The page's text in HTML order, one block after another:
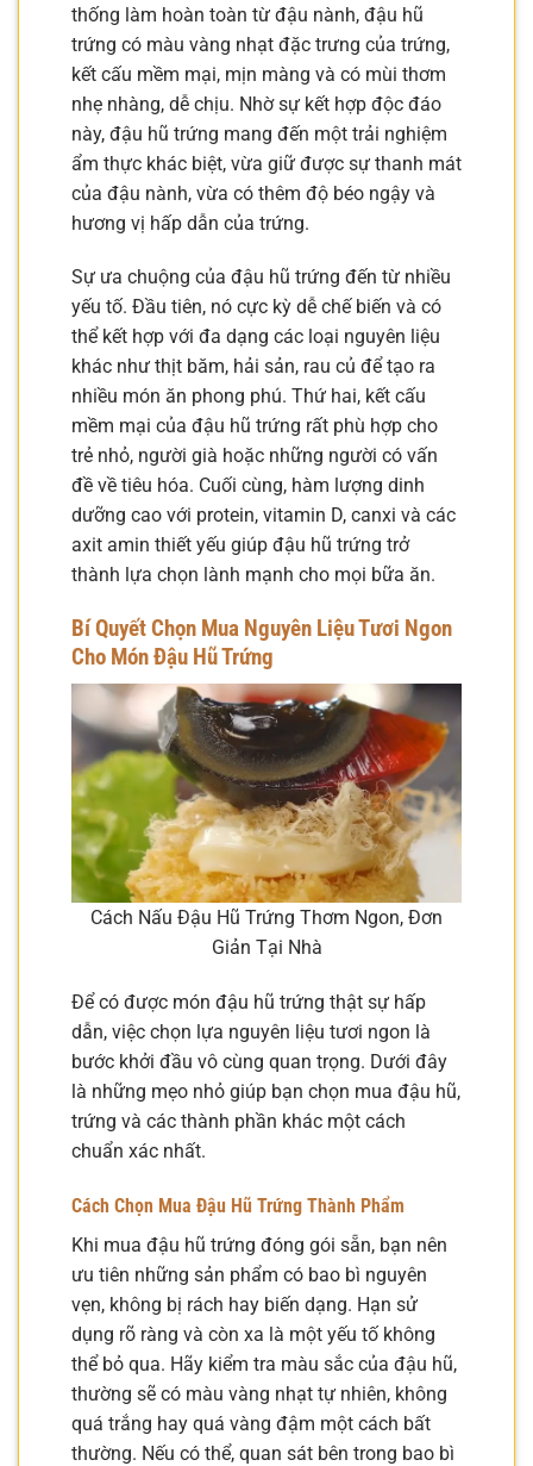
thống làm hoàn toàn từ đậu nành, đậu hũ
trứng có màu vàng nhạt đặc trưng của trứng,
kết cấu mềm mại, mịn màng và có mùi thơm
nhẹ nhàng, dễ chịu. Nhờ sự kết hợp độc đáo
này, đậu hũ trứng mang đến một trải nghiệm
ẩm thực khác biệt, vừa giữ được sự thanh mát
của đậu nành, vừa có thêm độ béo ngậy và
hương vị hấp dẫn của trứng.
Sự ưa chuộng của đậu hũ trứng đến từ nhiều
yếu tố. Đầu tiên, nó cực kỳ dễ chế biến và có
thể kết hợp với đa dạng các loại nguyên liệu
khác như thịt băm, hải sản, rau củ để tạo ra
nhiều món ăn phong phú. Thứ hai, kết cấu
mềm mại của đậu hũ trứng rất phù hợp cho
trẻ nhỏ, người già hoặc những người có vấn
đề về tiêu hóa. Cuối cùng, hàm lượng dinh
dưỡng cao với protein, vitamin D, canxi và các
axit amin thiết yếu giúp đậu hũ trứng trở
thành lựa chọn lành mạnh cho mọi bữa ăn.
Bí Quyết Chọn Mua Nguyên Liệu Tươi Ngon
Cho Món Đậu Hũ Trứng
Cách Nấu Đậu Hũ Trứng Thơm Ngon, Đơn
Giản Tại Nhà
Để có được món đậu hũ trứng thật sự hấp
dẫn, việc chọn lựa nguyên liệu tươi ngon là
bước khởi đầu vô cùng quan trọng. Dưới đây
là những mẹo nhỏ giúp bạn chọn mua đậu hũ,
trứng và các thành phần khác một cách
chuẩn xác nhất.
Cách Chọn Mua Đậu Hũ Trứng Thành Phẩm
Khi mua đậu hũ trứng đóng gói sẵn, bạn nên
ưu tiên những sản phẩm có bao bì nguyên
vẹn, không bị rách hay biến dạng. Hạn sử
dụng rõ ràng và còn xa là một yếu tố không
thể bỏ qua. Hãy kiểm tra màu sắc của đậu hũ,
thường sẽ có màu vàng nhạt tự nhiên, không
quá trắng hay quá vàng đậm một cách bất
thường. Nếu có thể, quan sát bên trong bao bì